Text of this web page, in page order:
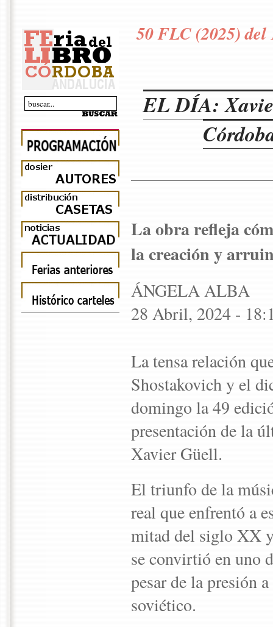
50 FLC (2025) del
EL DÍA:
La obra refleja
la creación y
ÁNGELA ALBA
28 Abril, 2024 -
La tensa relación
Shostakovich y el
domingo la 49
presentación de la
Xavier Güell.
El triunfo de la
real que enfrentó a
mitad del siglo XX
se convirtió en uno
pesar de la presión
soviético.